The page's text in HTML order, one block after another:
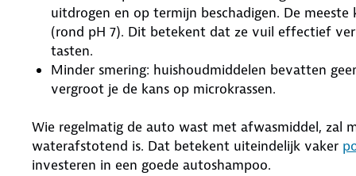
uitdrogen en op termijn beschadigen. De
(rond pH 7). Dit betekent dat ze vuil effectief
tasten.
Minder smering: huishoudmiddelen bevatten
vergroot je de kans op microkrassen.
Wie regelmatig de auto wast met afwasmiddel, zal
waterafstotend is. Dat betekent uiteindelijk vaker
investeren in een goede autoshampoo.